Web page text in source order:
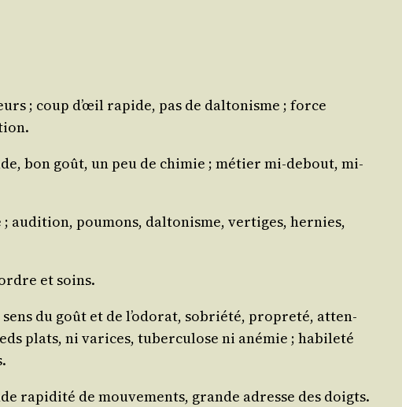
; coup d’œil rapide, pas de dal­to­nisme ; force
bon goût, un peu de chi­mie ; métier mi-debout, mi-
audi­tion, pou­mons, dal­to­nisme, ver­tiges, her­nies,
et soins.
du goût et de l’o­do­rat, sobrié­té, pro­pre­té, atten­
plats, ni varices, tuber­cu­lose ni ané­mie ; habi­le­té
rapi­di­té de mou­ve­ments, grande adresse des doigts.